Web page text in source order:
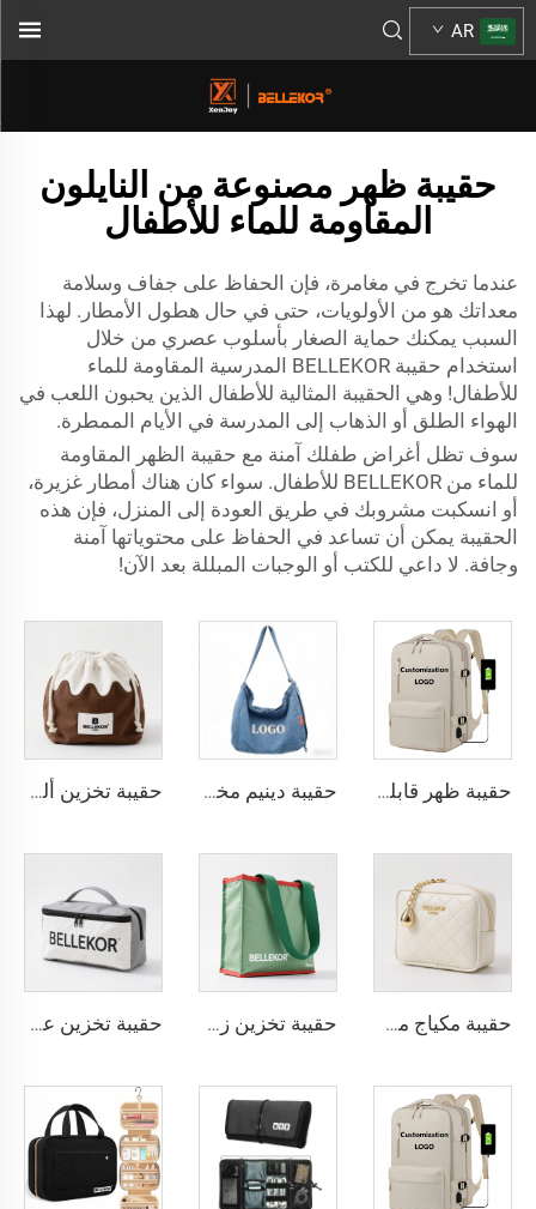
AR
حقيبة ظهر مصنوعة من النايلون
المقاومة للماء للأطفال
عندما تخرج في مغامرة، فإن الحفاظ على جفاف وسلامة
معداتك هو من الأولويات، حتى في حال هطول الأمطار. لهذا
السبب يمكنك حماية الصغار بأسلوب عصري من خلال
استخدام حقيبة BELLEKOR المدرسية المقاومة للماء
للأطفال! وهي الحقيبة المثالية للأطفال الذين يحبون اللعب في
الهواء الطلق أو الذهاب إلى المدرسة في الأيام الممطرة.
سوف تظل أغراض طفلك آمنة مع حقيبة الظهر المقاومة
للماء من BELLEKOR للأطفال. سواء كان هناك أمطار غزيرة،
أو انسكبت مشروبك في طريق العودة إلى المنزل، فإن هذه
الحقيبة يمكن أن تساعد في الحفاظ على محتوياتها آمنة
وجافة. لا داعي للكتب أو الوجبات المبللة بعد الآن!
حقيبة ظهر قابلة للتوسيع مصنوعة من النيلون بسعة كبيرة مضادة للسرقة مخصصة للسفر الجوي تصلح كحقيبة يد تحتوي على مكان للكمبيوتر المحمول للرجال والنساء حقيبة دينيم مخصصة: حقيبة كتف دينيم مغسولة بأسلوب ريترو: مبيعات مباشرة من المصنع مع دعم التطريز/الطباعة للشعار حقيبة تخزين ألعاب من BELLEKOR (الإصدار بسعة كبيرة قابل للطي)
حقيبة مكياج من جلد صناعي على شكل معينات عصرية من BELLEKOR حقيبة تخزين زخرفية لعيد الميلاد من BELLEKOR (نمط تنظيم العطلات) حقيبة تخزين عائلية متعددة الوظائف من BELLEKOR